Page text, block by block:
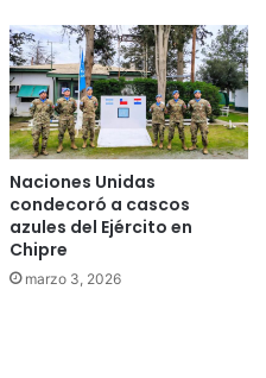
Naciones Unidas
condecoró a cascos
azules del Ejército en
Chipre
marzo 3, 2026